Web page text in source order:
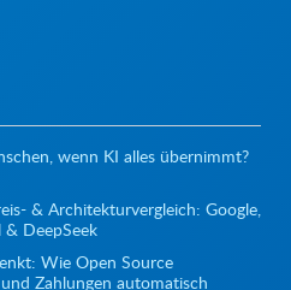
wenn KI alles übernimmt?
& Architekturvergleich: Google,
DeepSeek
Wie Open Source
Zahlungen automatisch